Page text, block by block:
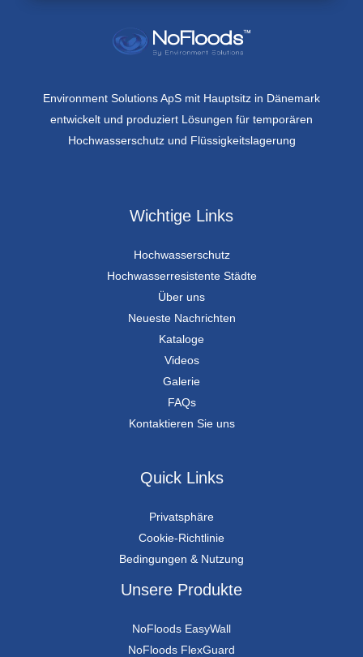
Environment Solutions ApS mit Hauptsitz in Dänemark
entwickelt und produziert Lösungen für temporären
Hochwasserschutz und Flüssigkeitslagerung
Wichtige Links
Hochwasserschutz
Hochwasserresistente Städte
Über uns
Neueste Nachrichten
Kataloge
Videos
Galerie
FAQs
Kontaktieren Sie uns
Quick Links
Privatsphäre
Cookie-Richtlinie
Bedingungen & Nutzung
Unsere Produkte
NoFloods EasyWall
NoFloods FlexGuard